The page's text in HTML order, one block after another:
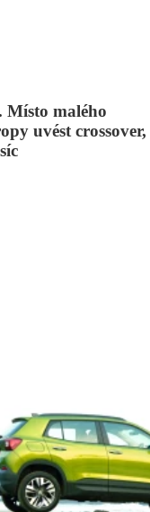
Místo malého
uvést crossover,